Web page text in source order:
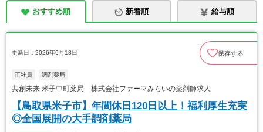
おすすめ順 新着順 給与順
更新日：2026年6月18日 保存する
正社員 調剤薬局
共創未来 米子中町薬局 株式会社ファーマみらいの薬剤師求人
【鳥取県米子市】年間休日120日以上！福利厚生充実
◎全国展開の大手調剤薬局